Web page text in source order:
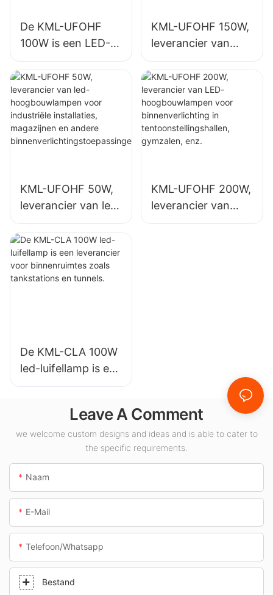
De KML-UFOHF
100W is een LED-
hoogbouwlamp,
geschikt voor
industriële
complexen,
magazijnen en
andere
KML-UFOHF 150W,
leverancier van
LED-
hoogbouwlampen
voor
binnenverlichting in
industriële
complexen,
KML-UFOHF 50W,
leverancier van led-
hoogbouwlampen
voor industriële
installaties,
magazijnen en
KML-UFOHF 200W,
leverancier van
LED-
De KML-CLA 100W
led-luifellamp is een
leverancier voor
zoals tankstations
en tunnels.
Leave A Comment
we welcome custom designs and ideas and is able to cater to
the specific requirements.
Naam
E-Mail
Telefoon/whatsapp
Bestand